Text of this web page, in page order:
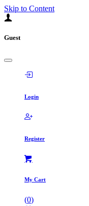
Skip to Content
Guest
Login
Register
My Cart
(0)